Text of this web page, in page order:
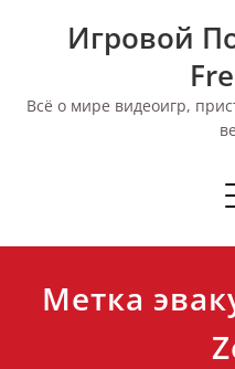
Игровой
Всё о мире видеоигр,
Метка